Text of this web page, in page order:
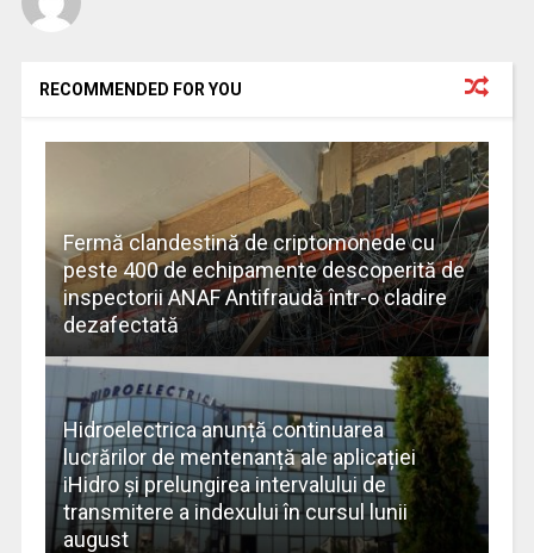
RECOMMENDED FOR YOU
Fermă clandestină de criptomonede cu
peste 400 de echipamente descoperită de
inspectorii ANAF Antifraudă într-o cladire
dezafectată
Hidroelectrica anunță continuarea
lucrărilor de mentenanță ale aplicației
iHidro și prelungirea intervalului de
transmitere a indexului în cursul lunii
august